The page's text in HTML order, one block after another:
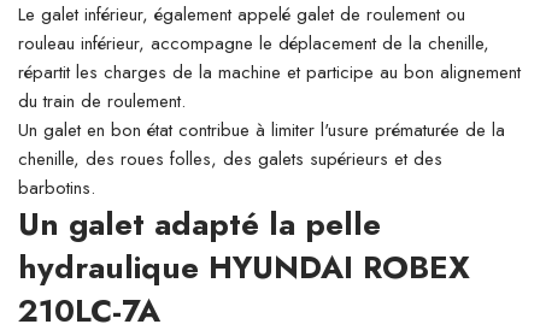
Le galet inférieur, également appelé galet de roulement ou
rouleau inférieur, accompagne le déplacement de la chenille,
répartit les charges de la machine et participe au bon alignement
du train de roulement.
Un galet en bon état contribue à limiter l'usure prématurée de la
chenille, des roues folles, des galets supérieurs et des
barbotins.
Un galet adapté la pelle
hydraulique HYUNDAI ROBEX
210LC-7A